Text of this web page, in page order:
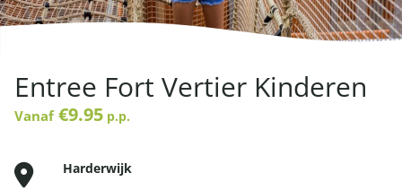
Entree Fort Vertier Kinderen
Vanaf€9.95 p.p.
Harderwijk